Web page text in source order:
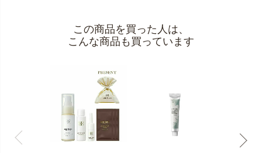
この商品を買った人は、
こんな商品も買っています